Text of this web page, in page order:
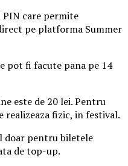
PIN care permite
pe platforma Summer
pot fi facute pana pe 14
este de 20 lei. Pentru
realizeaza fizic, in festival.
doar pentru biletele
de top-up.